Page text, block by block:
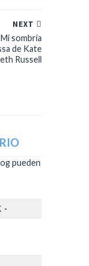
NEXT
sombría
de Kate
Russell
pueden
-